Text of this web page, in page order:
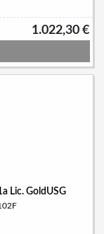
1.022,30 €
Lic. GoldUSG